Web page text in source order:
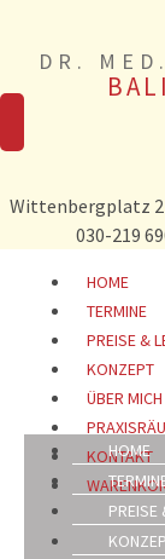
DR.
Wittenbergplatz
030-219
HOME
TERMINE
PREISE &
KONZEPT
ÜBER MICH
KONTAKT
HOME
PREISE